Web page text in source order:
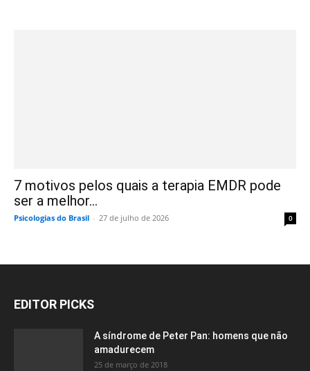
7 motivos pelos quais a terapia EMDR pode
ser a melhor...
Psicologias do Brasil - 27 de julho de 2026 0
EDITOR PICKS
A síndrome de Peter Pan: homens que não
amadurecem
25 de março de 2018